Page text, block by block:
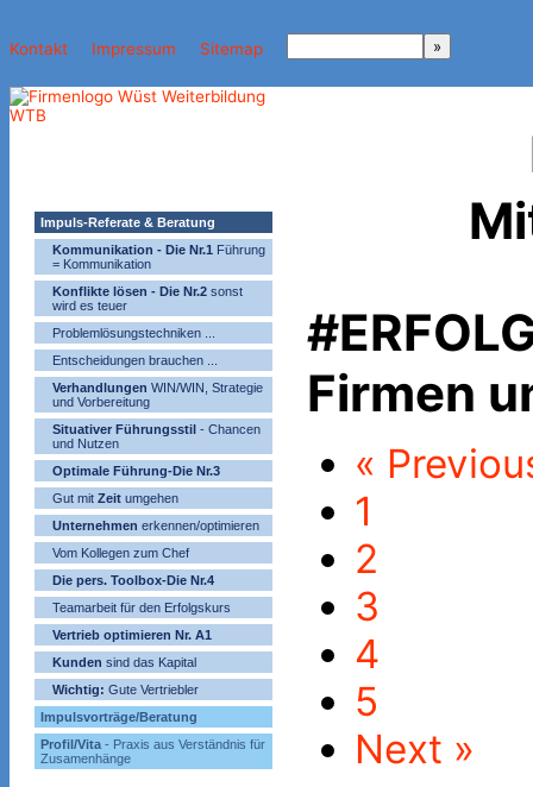
Kontakt Impressum Sitemap
Impuls-Referate & Beratung
Kommunikation - Die Nr.1 Führung
= Kommunikation
Konflikte lösen - Die Nr.2 sonst
wird es teuer
Problemlösungstechniken ...
Entscheidungen brauchen ...
Verhandlungen WIN/WIN, Strategie
und Vorbereitung
Situativer Führungsstil - Chancen
und Nutzen
Optimale Führung-Die Nr.3
Gut mit Zeit umgehen
Unternehmen erkennen/optimieren
Vom Kollegen zum Chef
Die pers. Toolbox-Die Nr.4
Teamarbeit für den Erfolgskurs
Vertrieb optimieren Nr. A1
Kunden sind das Kapital
Wichtig: Gute Vertriebler
Impulsvorträge/Beratung
Profil/Vita - Praxis aus Verständnis für
Zusamenhänge
Firmen
«
1
2
3
4
5
Next »